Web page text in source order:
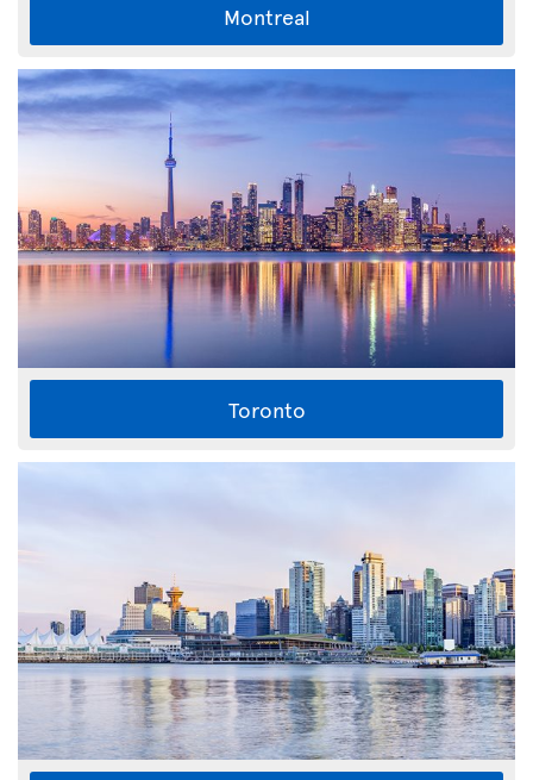
Montreal
Toronto